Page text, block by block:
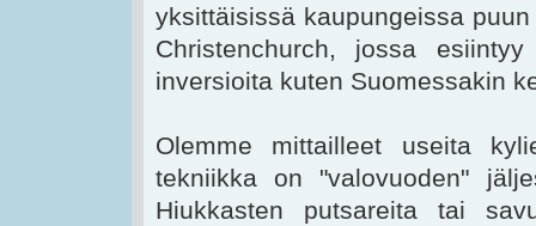
yksittäisissä kaupungeissa
Christenchurch, jossa
inversioita kuten Suomessakin
Olemme mittailleet useita
tekniikka on "valovuoden"
Hiukkasten putsareita tai